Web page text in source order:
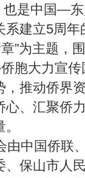
也是中国—
建立5周年
”为主题，
胞大力宣
推动侨界
、汇聚侨
由中国侨联
保山市人